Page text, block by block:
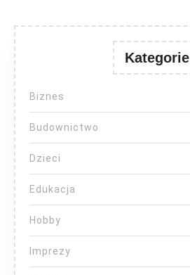
Kategorie
Biznes
Budownictwo
Dzieci
Edukacja
Hobby
Imprezy